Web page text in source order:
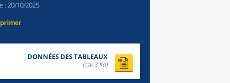
: 20/10/2025
DONNÉES DES TABLEAUX
(csv,3 Ko)